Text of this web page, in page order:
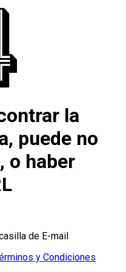
la
puede no
o haber
de E-mail
y Condiciones